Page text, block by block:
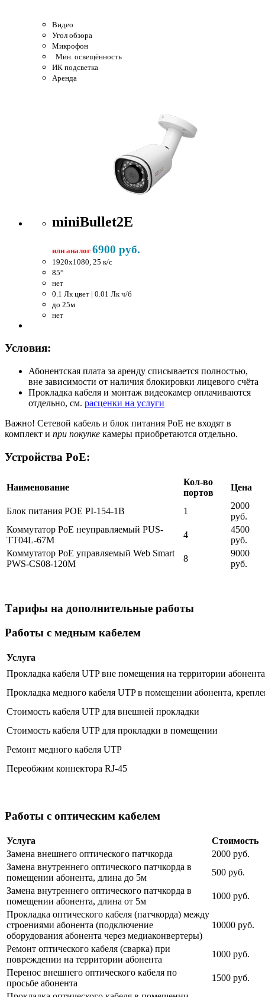
Видео
Угол обзора
Микрофон
Мин. освещённость
ИК подсветка
Аренда
miniBullet2E
или аналог 6900 руб.
1920x1080, 25 к/c
85°
нет
0.1 Лк цвет | 0.01 Лк ч/б
до 25м
нет
Условия:
Абонентская плата за аренду списывается полностью,
вне зависимости от наличия блокировки лицевого счёта
Прокладка кабеля и монтаж видеокамер оплачиваются
отдельно, см. расценки на услуги
Важно! Сетевой кабель и блок питания PoE не входят в
комплект и при покупке камеры приобретаются отдельно.
Устройства PoE:
Наименование
Кол-во
портов
Цена
Блок питания POE PI-154-1B 1
2000
руб.
Коммутатор PoE неуправляемый PUS-
TT04L-67M
4
4500
руб.
Коммутатор PoE управляемый Web Smart
PWS-CS08-120M
8
9000
руб.
Тарифы на дополнительные работы
Работы с медным кабелем
Услуга
Прокладка кабеля UTP вне помещения на территории
Прокладка медного кабеля UTP в помещении абонента,
Стоимость кабеля UTP для внешней прокладки
Стоимость кабеля UTP для прокладки в помещении
Ремонт медного кабеля UTP
Переобжим коннектора RJ-45
Работы с оптическим кабелем
Услуга
Стоимость
Замена внешнего оптического патчкорда
2000 руб.
Замена внутреннего оптического патчкорда в
помещении абонента, длина до 5м
500 руб.
Замена внутреннего оптического патчкорда в
помещении абонента, длина от 5м
1000 руб.
Прокладка оптического кабеля (патчкорда) между
строениями абонента (подключение
оборудования абонента через медиаконвертеры)
10000 руб.
Ремонт оптического кабеля (сварка) при
повреждении на территории абонента
1000 руб.
Перенос внешнего оптического кабеля по
просьбе абонента
1500 руб.